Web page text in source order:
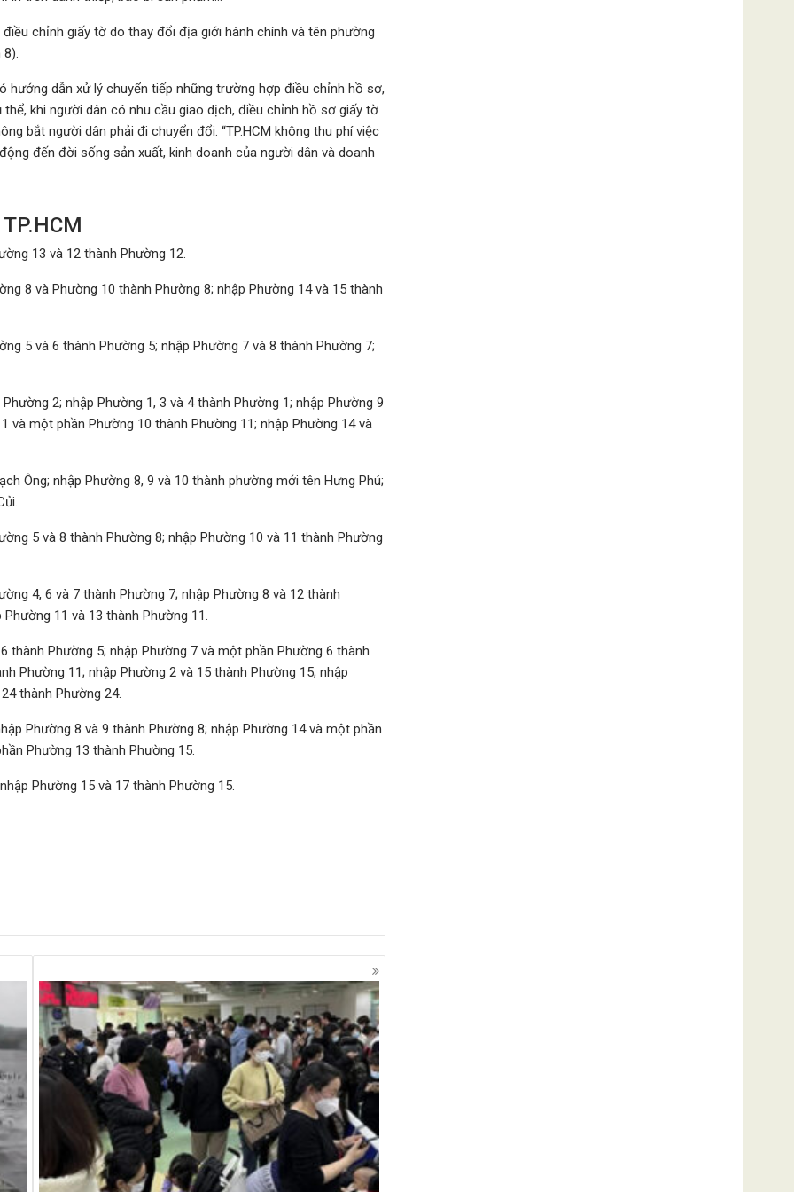
chỉnh giấy tờ do thay đổi địa giới hành chính và tên phường
hướng dẫn xử lý chuyển tiếp những trường hợp điều chỉnh hồ sơ,
khi người dân có nhu cầu giao dịch, điều chỉnh hồ sơ giấy tờ
bắt người dân phải đi chuyển đổi. “TP.HCM không thu phí việc
đến đời sống sản xuất, kinh doanh của người dân và doanh
13 và 12 thành Phường 12.
8 và Phường 10 thành Phường 8; nhập Phường 14 và 15 thành
5 và 6 thành Phường 5; nhập Phường 7 và 8 thành Phường 7;
2; nhập Phường 1, 3 và 4 thành Phường 1; nhập Phường 9
và một phần Phường 10 thành Phường 11; nhập Phường 14 và
Ông; nhập Phường 8, 9 và 10 thành phường mới tên Hưng Phú;
5 và 8 thành Phường 8; nhập Phường 10 và 11 thành Phường
4, 6 và 7 thành Phường 7; nhập Phường 8 và 12 thành
11 và 13 thành Phường 11.
thành Phường 5; nhập Phường 7 và một phần Phường 6 thành
Phường 11; nhập Phường 2 và 15 thành Phường 15; nhập
thành Phường 24.
Phường 8 và 9 thành Phường 8; nhập Phường 14 và một phần
Phường 13 thành Phường 15.
Phường 15 và 17 thành Phường 15.